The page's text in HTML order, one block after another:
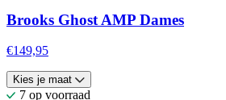
Brooks Ghost AMP Dames
€149,95
Kies je maat
7 op voorraad